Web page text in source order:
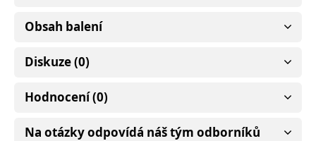
Obsah balení
Diskuze (0)
Hodnocení (0)
Na otázky odpovídá náš tým odborníků